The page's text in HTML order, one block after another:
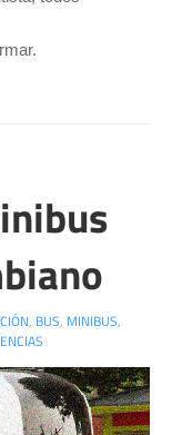
, BUS, MINIBUS,